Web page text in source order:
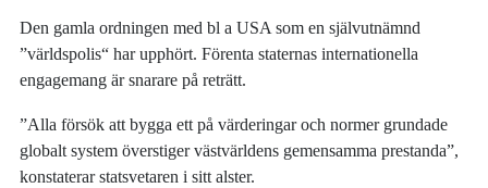
Den gamla ordningen med bl a USA som en självutnämnd
”världspolis“ har upphört. Förenta staternas internationella
engagemang är snarare på reträtt.
”Alla försök att bygga ett på värderingar och normer grundade
globalt system överstiger västvärldens gemensamma prestanda”,
konstaterar statsvetaren i sitt alster.